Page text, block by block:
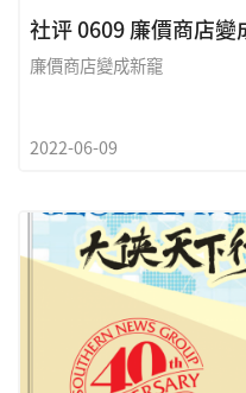
社评 0609 廉價商店變
廉價商店變成新竉
2022-06-09